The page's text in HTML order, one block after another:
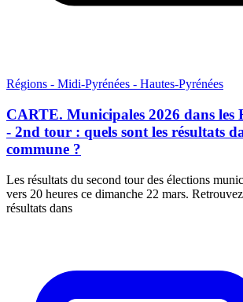
Régions - Midi-Pyrénées - Hautes-Pyrénées
CARTE. Municipales 2026 dans les
- 2nd tour : quels sont les résultats
commune ?
Les résultats du second tour des élections
vers 20 heures ce dimanche 22 mars.
résultats dans